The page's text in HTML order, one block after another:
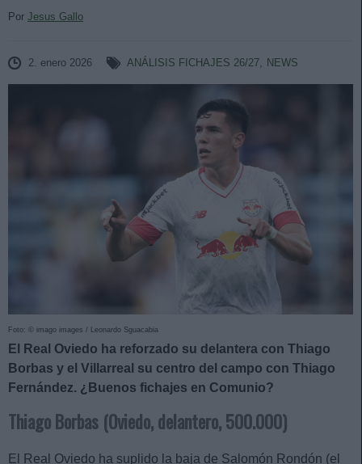
Por Jesus Gallo
2. enero 2026 ANÁLISIS FICHAJES 26/27, NEWS
Foto: © imago images / Leonardo Sguacabia
El Real Oviedo ha reforzado su delantera con Thiago
Borbas y el Villarreal su centro del campo con Thiago
Fernández. ¿Buenos fichajes en Comunio?
Thiago Borbas (Oviedo, delantero, 500.000)
El Real Oviedo ha suplido la baja de Salomón Rondón (el